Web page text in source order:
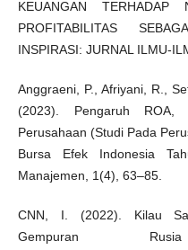
KEUANGAN TERHADAP
PROFITABILITAS
INSPIRASI: JURNAL ILMU-
Anggraeni, P., Afriyani, R.,
(2023). Pengaruh ROA,
Perusahaan (Studi Pada
Bursa Efek Indonesia
Manajemen, 1(4), 63–85.
CNN, I. (2022). Kilau
Gempuran